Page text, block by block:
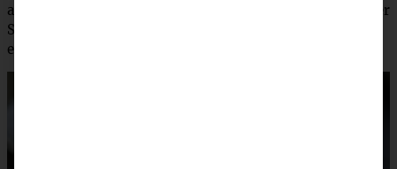
abschmecken. Petersilie fein hacken. Suppe auf Teller oder
Schüsseln verteilen, mit etwas Petersilie und evtl. noch
einem kleinen Schuss Sahne dekorieren. Guten Appetit!